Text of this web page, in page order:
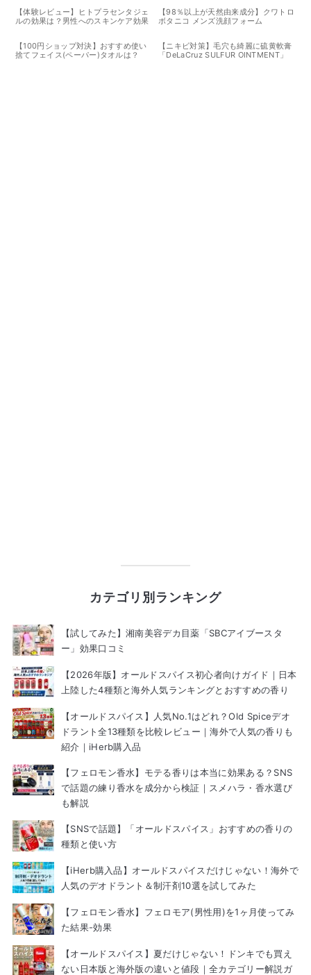
【体験レビュー】ヒトプラセンタジェ
ルの効果は？男性へのスキンケア効果
【98％以上が天然由来成分】クワトロ
ボタニコ メンズ洗顔フォーム
【100円ショップ対決】おすすめ使い
捨てフェイス(ペーパー)タオルは？
【ニキビ対策】毛穴も綺麗に硫黄軟膏
「DeLaCruz SULFUR OINTMENT」
カテゴリ別ランキング
【試してみた】湘南美容デカ目薬「SBCアイブースタ
ー」効果口コミ
【2026年版】オールドスパイス初心者向けガイド｜日本
上陸した4種類と海外人気ランキングとおすすめの香り
【オールドスパイス】人気No.1はどれ？Old Spiceデオ
ドラント全13種類を比較レビュー｜海外で人気の香りも
紹介｜iHerb購入品
【フェロモン香水】モテる香りは本当に効果ある？SNS
で話題の練り香水を成分から検証｜スメハラ・香水選び
も解説
【SNSで話題】「オールドスパイス」おすすめの香りの
種類と使い方
【iHerb購入品】オールドスパイスだけじゃない！海外で
人気のデオドラント＆制汗剤10選を試してみた
【フェロモン香水】フェロモア(男性用)を1ヶ月使ってみ
た結果-効果
【オールドスパイス】夏だけじゃない！ドンキでも買え
ない日本版と海外版の違いと値段｜全カテゴリー解説ガ